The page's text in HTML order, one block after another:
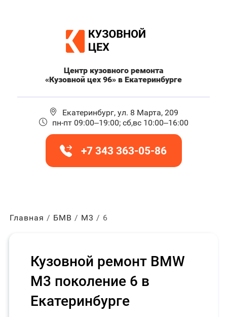
Центр кузовного ремонта
«Кузовной цех 96» в Екатеринбурге
Екатеринбург, ул. 8 Марта, 209
пн-пт 09:00–19:00; сб,вс 10:00–16:00
+7 343 363-05-86
Главная БМВ М3 6
Кузовной ремонт BMW
M3 поколение 6 в
Екатеринбурге